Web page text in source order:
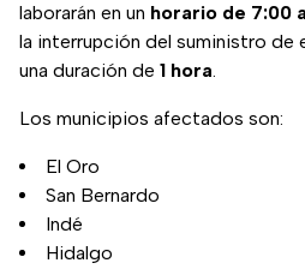
laborarán en un horario de 7:00
la interrupción del suministro de
una duración de 1 hora.
Los municipios afectados son:
El Oro
San Bernardo
Indé
Hidalgo